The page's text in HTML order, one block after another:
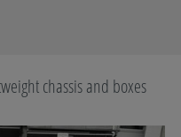
chassis and boxes